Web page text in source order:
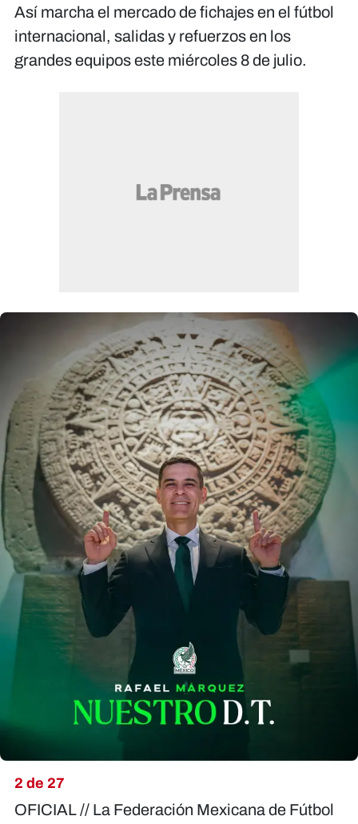
Así marcha el mercado de fichajes en el fútbol
internacional, salidas y refuerzos en los
grandes equipos este miércoles 8 de julio.
2 de 27
OFICIAL // La Federación Mexicana de Fútbol